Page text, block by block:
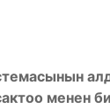
менен